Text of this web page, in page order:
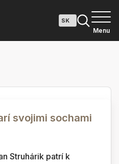
Menu
svojimi sochami
Struhárik patrí k